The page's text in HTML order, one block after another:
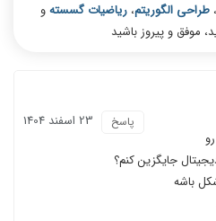
، طراحی الگوریتم، ریاضیات گسستهو
موفق و پیروز باشید
23 اسفند 1404 پاسخ
جایگزین کنم؟
باشه